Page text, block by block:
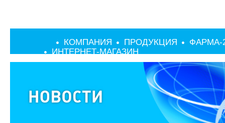
КОМПАНИЯ ПРОДУКЦИЯ
ФАРМА-
ИНТЕРНЕТ-МАГАЗИН